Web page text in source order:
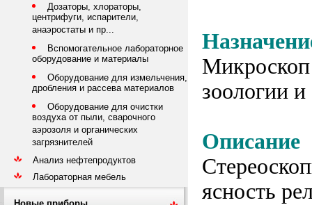
Дозаторы, хлораторы,
центрифуги, испарители,
анаэростаты и пр...
Вспомогательное лабораторное
оборудование и материалы
Оборудование для измельчения,
дробления и рассева материалов
Оборудование для очистки
воздуха от пыли, сварочного
аэрозоля и органических
загрязнителей
Анализ нефтепродуктов
Лабораторная мебель
Микроскоп
зоологии и
Описание
ясность